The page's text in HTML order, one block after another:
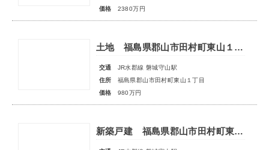
価格
2380万円
土地 福島県郡山市田村町東山１丁目
交通
JR水郡線 磐城守山駅
住所
福島県郡山市田村町東山１丁目
価格
980万円
新築戸建 福島県郡山市田村町東山１丁目